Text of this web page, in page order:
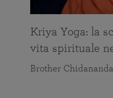
Kriya Yoga: la
vita spirituale
Brother Chidananda